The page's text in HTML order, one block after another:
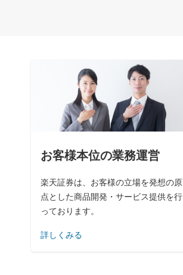
お客様本位の業務運営
楽天証券は、お客様の立場を発想の原
点とした商品開発・サービス提供を行
っております。
詳しくみる